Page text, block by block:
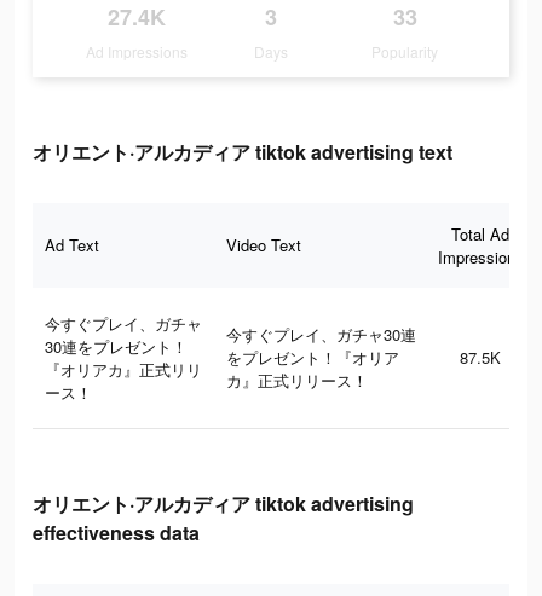
27.4K
Ad Impressions
3
Days
33
Popularity
オリエント·アルカディア tiktok advertising text
Ad Text Video Text
Total Ad
Impressions
今すぐプレイ、ガチャ
30連をプレゼント！
『オリアカ』正式リリ
ース！
今すぐプレイ、ガチャ30連
をプレゼント！『オリア
カ』正式リリース！
87.5K
オリエント·アルカディア tiktok advertising
effectiveness data